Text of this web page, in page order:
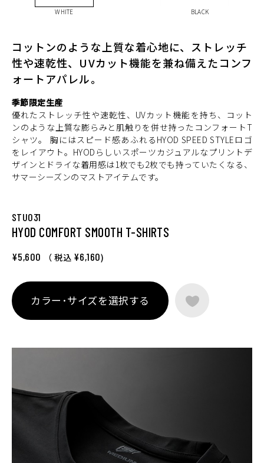
WHITE BLACK
コットンのような上質な着心地に、ストレッチ
性や速乾性、UVカット機能を兼ね備えたコンフ
ォートアパレル。
季節限定生産
優れたストレッチ性や速乾性、UVカット機能を持ち、コット
ンのような上質な膨らみと肌触りを併せ持ったコンフォートT
シャツ。 胸にはスピード感あふれるHYOD SPEED STYLEロゴ
をレイアウト。HYODらしいスポーツカジュアルなプリントデ
ザインとドライな着用感は1枚でも2枚でも持っていたくなる、
サマーシーズンのマストアイテムです。
STU031
HYOD COMFORT SMOOTH T-SHIRTS
¥5,600 （ 税込 ¥6,160)
カラー･サイズを選択する